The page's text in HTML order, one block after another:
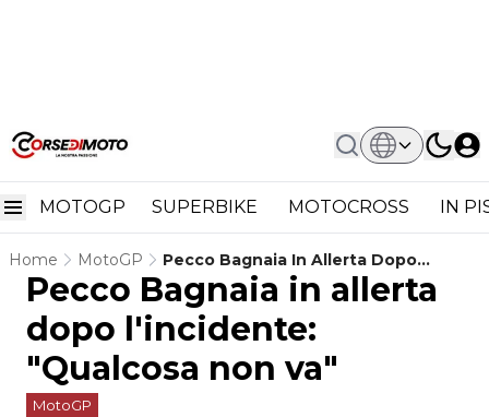
MOTOGP SUPERBIKE MOTOCROSS IN
Home MotoGP
Pecco Bagnaia In Allerta Dopo
L'incidente: "Qualcosa Non Va"
Pecco Bagnaia in allerta
dopo l'incidente:
"Qualcosa non va"
MotoGP